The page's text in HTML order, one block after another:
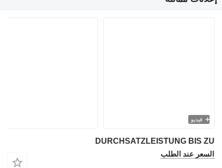
فيديو
DURCHSATZLEISTUNG BIS ZU
السعر عند الطلب